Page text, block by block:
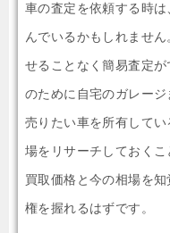
車の査定を依頼する時
んでいるかもしれませ
せることなく簡易査定
のために自宅のガレージ
売りたい車を所有して
場をリサーチしておく
買取価格と今の相場を
権を握れるはずです。